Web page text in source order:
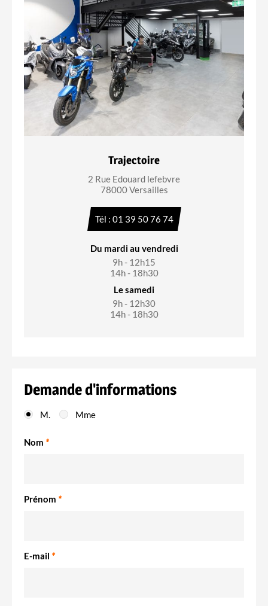
Trajectoire
2 Rue Edouard lefebvre
78000 Versailles
Tél : 01 39 50 76 74
Du mardi au vendredi
9h - 12h15
14h - 18h30
Le samedi
9h - 12h30
14h - 18h30
Demande d'informations
M. Mme
Nom *
Prénom *
E-mail *